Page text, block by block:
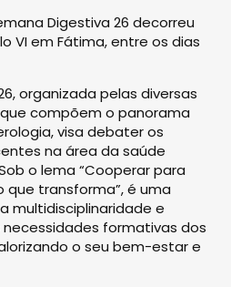
Digestiva 26 decorreu
VI em Fátima, entre os dias
organizada pelas diversas
compõem o panorama
visa debater os
na área da saúde
o lema “Cooperar para
que transforma”, é uma
multidisciplinaridade e
formativas dos
o seu bem-estar e